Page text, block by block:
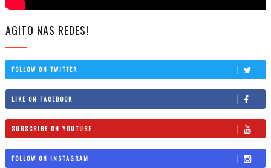
AGITO NAS REDES!
FOLLOW ON TWITTER
LIKE ON FACEBOOK
SUBSCRIBE ON YOUTUBE
FOLLOW ON INSTAGRAM